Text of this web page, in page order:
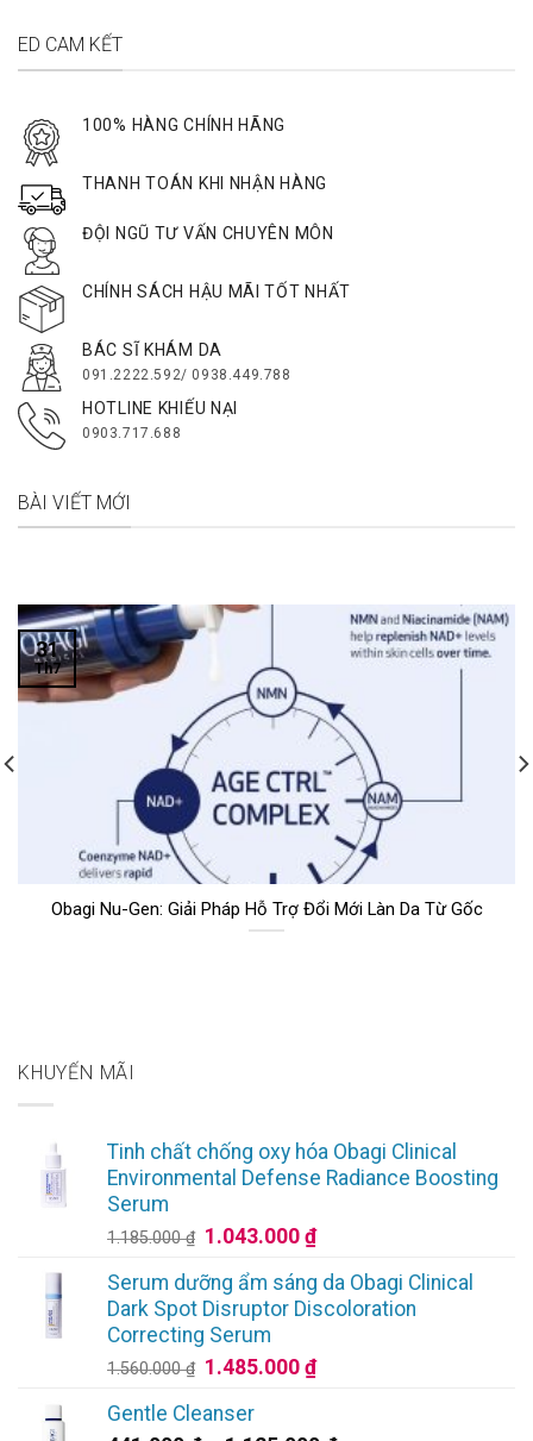
ED CAM KẾT
100% HÀNG CHÍNH HÃNG
THANH TOÁN KHI NHẬN HÀNG
ĐỘI NGŨ TƯ VẤN CHUYÊN MÔN
CHÍNH SÁCH HẬU MÃI TỐT NHẤT
BÁC SĨ KHÁM DA
091.2222.592/ 0938.449.788
HOTLINE KHIẾU NẠI
0903.717.688
BÀI VIẾT MỚI
Obagi Nu-Gen: Giải Pháp Hỗ Trợ Đổi Mới Làn Da Từ Gốc
31
Th7
KHUYẾN MÃI
Tinh chất chống oxy hóa Obagi Clinical
Environmental Defense Radiance Boosting
Serum
1.185.000₫ Giá
là:
1.185.000 ₫.
1.043.000₫Giá
tại
là:
Serum dưỡng ẩm sáng da Obagi Clinical
Dark Spot Disruptor Discoloration
Correcting Serum
1.560.000₫ Giá
là:
1.485.000₫Giá
Gentle Cleanser